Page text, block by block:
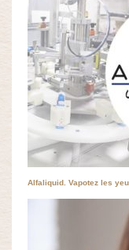
Alfaliquid. Vapotez les